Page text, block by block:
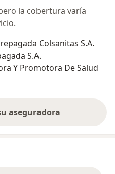
la cobertura varía
Colsanitas S.A.
S.A.
Y Promotora De Salud
aseguradora